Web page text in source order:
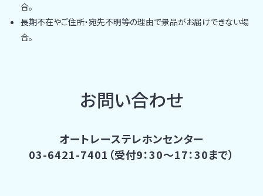
合。
長期不在やご住所・宛先不明等の理由で景品がお届けできない場
合。
お問い合わせ
オートレーステレホンセンター
03-6421-7401 （受付9：30～17：30まで）